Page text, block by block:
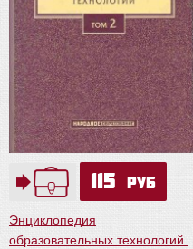
115 руб
Энциклопедия
образовательных технологий.